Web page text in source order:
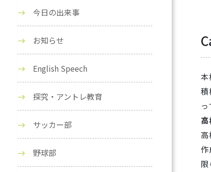
っ
作
今日の出来事
お知らせ
English Speech
探究・アントレ教育
サッカー部
野球部